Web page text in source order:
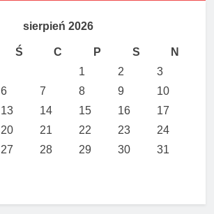
sierpień 2026
Ś C P S
N
1
2
3
6 7 8 9
10
13 14 15 16
17
20 21 22 23
24
27 28 29 30 31